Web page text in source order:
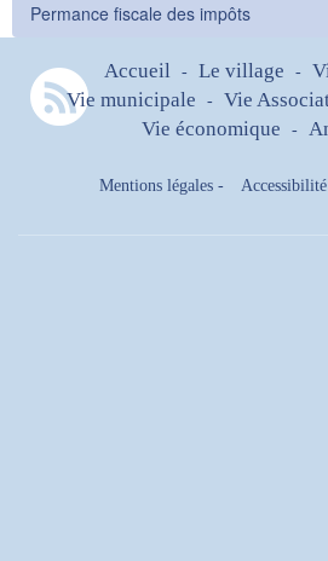
Permance fiscale des impôts
Accueil - Le village -
Vie municipale - Vie
Vie économique -
Mentions légales -